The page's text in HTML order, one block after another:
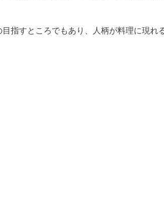
指すところでもあり、人柄が料理に現れ